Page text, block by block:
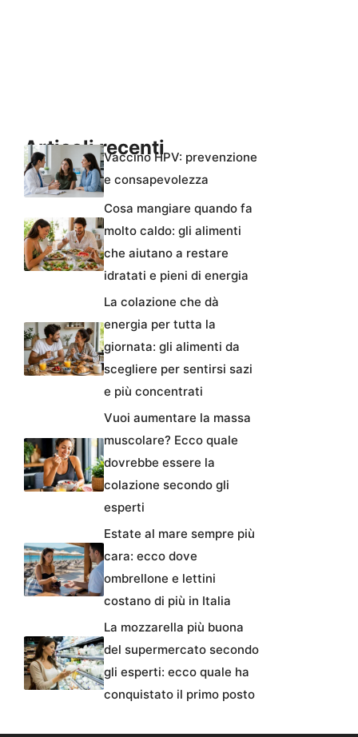
Articoli recentiVaccino HPV: prevenzione
e consapevolezza
Cosa mangiare quando fa
molto caldo: gli alimenti
che aiutano a restare
idratati e pieni di energia
La colazione che dà
energia per tutta la
giornata: gli alimenti da
scegliere per sentirsi sazi
e più concentrati
Vuoi aumentare la massa
muscolare? Ecco quale
dovrebbe essere la
colazione secondo gli
esperti
Estate al mare sempre più
cara: ecco dove
ombrellone e lettini
costano di più in Italia
La mozzarella più buona
del supermercato secondo
gli esperti: ecco quale ha
conquistato il primo posto